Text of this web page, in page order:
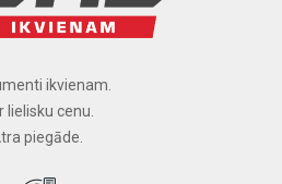
ikvienam.
lielisku cenu.
piegāde.